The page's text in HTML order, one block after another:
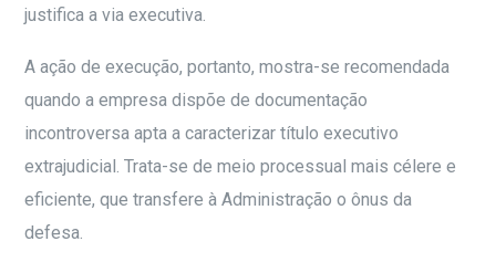
justifica a via executiva.
A ação de execução, portanto, mostra-se recomendada
quando a empresa dispõe de documentação
incontroversa apta a caracterizar título executivo
extrajudicial. Trata-se de meio processual mais célere e
eficiente, que transfere à Administração o ônus da
defesa.